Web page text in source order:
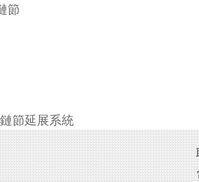
節
節延展系統